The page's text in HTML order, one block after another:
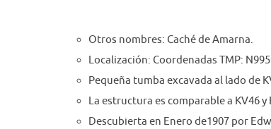
Otros nombres: Caché de Amarna.
Localización: Coordenadas TMP:
Pequeña tumba excavada al lado de
La estructura es comparable a KV46 y
Descubierta en Enero de1907 por